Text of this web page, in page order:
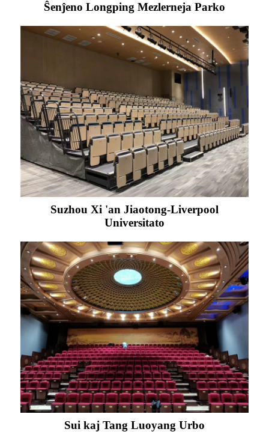
Ŝenĵeno Longping Mezlerneja Parko
Suzhou Xi 'an Jiaotong-Liverpool
Universitato
Sui kaj Tang Luoyang Urbo